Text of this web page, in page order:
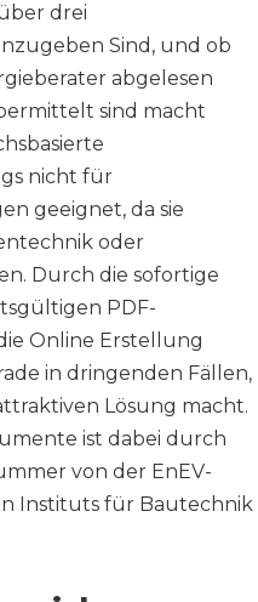
drei
Sind, und ob
abgelesen
sind macht
nicht für
geeignet, da sie
oder
Durch die sofortige
PDF-
Online Erstellung
in dringenden Fällen,
Lösung macht.
ist dabei durch
von der EnEV-
Instituts für Bautechnik